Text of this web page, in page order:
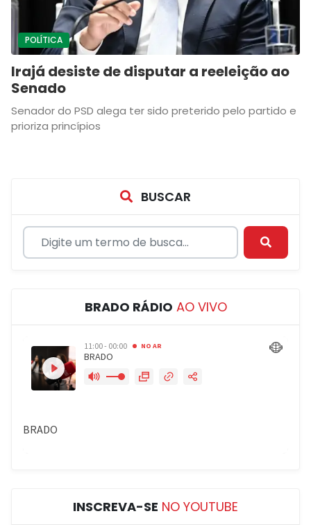
POLÍTICA
Irajá desiste de disputar a reeleição ao
Senado
Senador do PSD alega ter sido preterido pelo partido e
prioriza princípios
BUSCAR
BRADO RÁDIO AO VIVO
INSCREVA-SE NO YOUTUBE